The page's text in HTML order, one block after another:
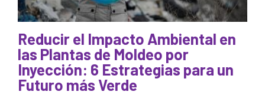
Reducir el Impacto Ambiental en
las Plantas de Moldeo por
Inyección: 6 Estrategias para un
Futuro más Verde